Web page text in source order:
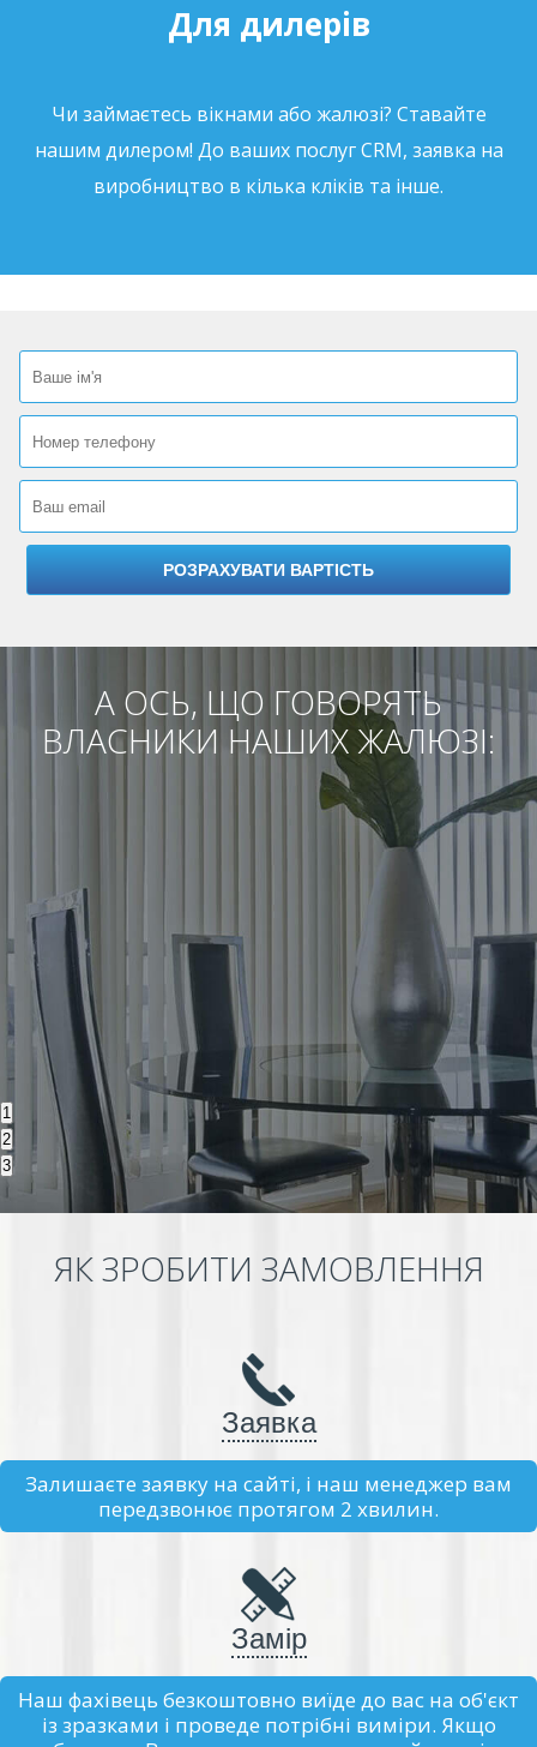
Для дилерів
Чи займаєтесь вікнами або жалюзі? Ставайте
нашим дилером! До ваших послуг CRM, заявка на
виробництво в кілька кліків та інше.
А ОСЬ, ЩО ГОВОРЯТЬ
ВЛАСНИКИ НАШИХ ЖАЛЮЗІ:
1
2
3
ЯК ЗРОБИТИ ЗАМОВЛЕННЯ
Заявка
Залишаєте заявку на сайті, і наш менеджер вам
передзвонює протягом 2 хвилин.
Замір
Наш фахівець безкоштовно виїде до вас на об'єкт
із зразками і проведе потрібні виміри. Якщо